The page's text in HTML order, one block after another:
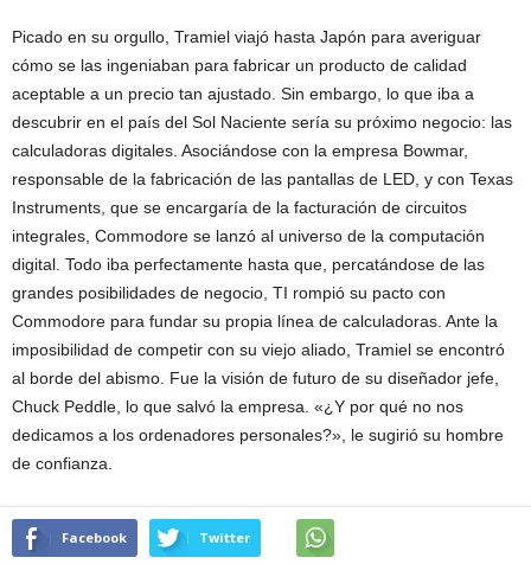
Picado en su orgullo, Tramiel viajó hasta Japón para averiguar
cómo se las ingeniaban para fabricar un producto de calidad
aceptable a un precio tan ajustado. Sin embargo, lo que iba a
descubrir en el país del Sol Naciente sería su próximo negocio: las
calculadoras digitales. Asociándose con la empresa Bowmar,
responsable de la fabricación de las pantallas de LED, y con Texas
Instruments, que se encargaría de la facturación de circuitos
integrales, Commodore se lanzó al universo de la computación
digital. Todo iba perfectamente hasta que, percatándose de las
grandes posibilidades de negocio, TI rompió su pacto con
Commodore para fundar su propia línea de calculadoras. Ante la
imposibilidad de competir con su viejo aliado, Tramiel se encontró
al borde del abismo. Fue la visión de futuro de su diseñador jefe,
Chuck Peddle, lo que salvó la empresa. «¿Y por qué no nos
dedicamos a los ordenadores personales?», le sugirió su hombre
de confianza.
Facebook Twitter